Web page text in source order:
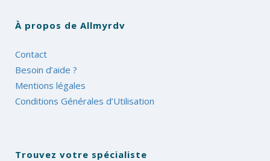
À propos de Allmyrdv
Contact
Besoin d’aide ?
Mentions légales
Conditions Générales d’Utilisation
Trouvez votre spécialiste